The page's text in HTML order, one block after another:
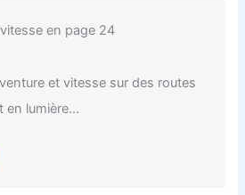
en page 24
et vitesse sur des routes
en lumière...